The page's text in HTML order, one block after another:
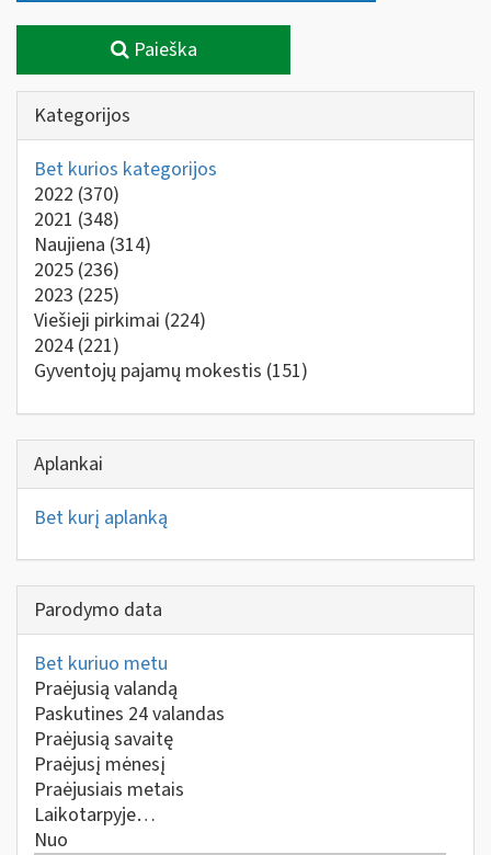
Paieška
Kategorijos
Bet kurios kategorijos
2022 (370)
2021 (348)
Naujiena (314)
2025 (236)
2023 (225)
Viešieji pirkimai (224)
2024 (221)
Gyventojų pajamų mokestis (151)
Aplankai
Bet kurį aplanką
Parodymo data
Bet kuriuo metu
Praėjusią valandą
Paskutines 24 valandas
Praėjusią savaitę
Praėjusį mėnesį
Praėjusiais metais
Laikotarpyje…
Nuo